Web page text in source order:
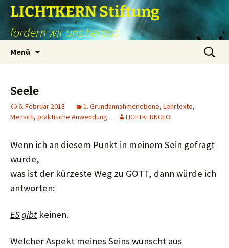
Zum
Inhalt
springen
LICHTKERN Stiftung
fordern wir uns heraus
Menü
Suchen
nach:
Seele
6. Februar 2018 1. Grundannahmenebene, Lehrtexte,
Mensch, praktische Anwendung LICHTKERNCEO
Wenn ich an diesem Punkt in meinem Sein gefragt
würde,
was ist der kürzeste Weg zu GOTT, dann würde ich
antworten:
ES gibtkeinen.
Welcher Aspekt meines Seins wünscht aus